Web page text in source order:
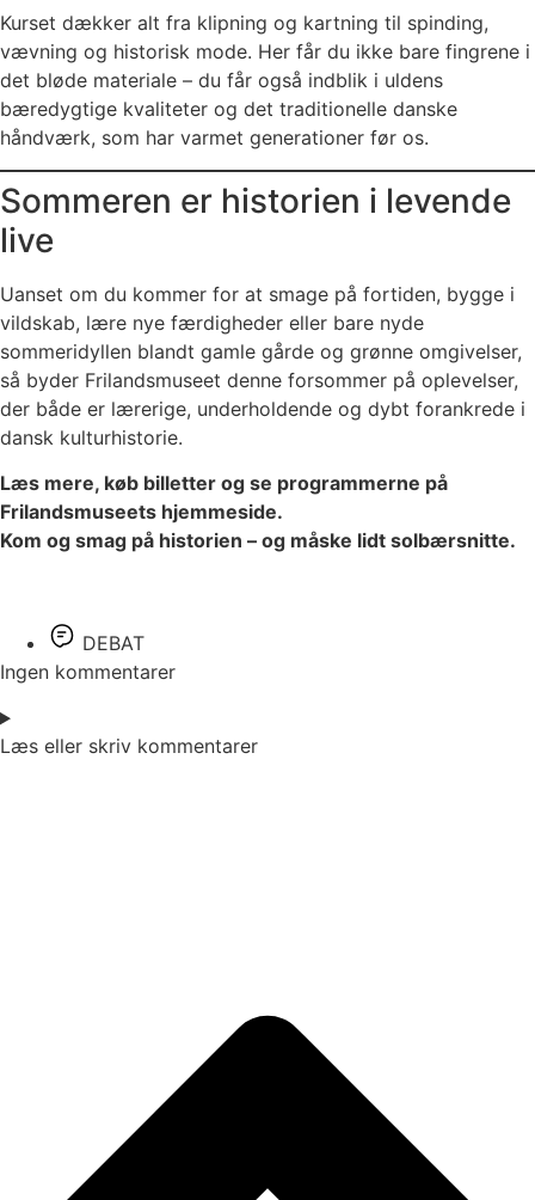
Kurset dækker alt fra klipning og kartning til spinding,
vævning og historisk mode. Her får du ikke bare fingrene i
det bløde materiale – du får også indblik i uldens
bæredygtige kvaliteter og det traditionelle danske
håndværk, som har varmet generationer før os.
Sommeren er historien i levende
live
Uanset om du kommer for at smage på fortiden, bygge i
vildskab, lære nye færdigheder eller bare nyde
sommeridyllen blandt gamle gårde og grønne omgivelser,
så byder Frilandsmuseet denne forsommer på oplevelser,
der både er lærerige, underholdende og dybt forankrede i
dansk kulturhistorie.
Læs mere, køb billetter og se programmerne på
Frilandsmuseets hjemmeside.
Kom og smag på historien – og måske lidt solbærsnitte.
DEBAT
Ingen kommentarer
Læs eller skriv kommentarer